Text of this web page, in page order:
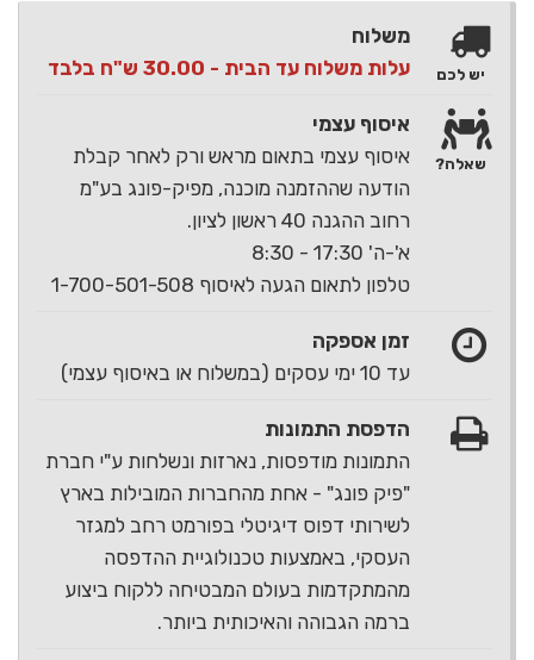
משלוח
עלות משלוח עד הבית - 30.00 ש"ח בלבד
איסוף עצמי
איסוף עצמי בתאום מראש ורק לאחר קבלת
הודעה שההזמנה מוכנה, מפיק-פונג בע"מ
רחוב ההגנה 40 ראשון לציון.
א'-ה' 17:30 - 8:30
טלפון לתאום הגעה לאיסוף 1-700-501-508
זמן אספקה
עד 10 ימי עסקים (במשלוח או באיסוף עצמי)
הדפסת התמונות
התמונות מודפסות, נארזות ונשלחות ע"י חברת
"פיק פונג" - אחת מהחברות המובילות בארץ
לשירותי דפוס דיגיטלי בפורמט רחב למגזר
העסקי, באמצעות טכנולוגיית ההדפסה
מהמתקדמות בעולם המבטיחה ללקוח ביצוע
ברמה הגבוהה והאיכותית ביותר.
יש לכם
שאלה?